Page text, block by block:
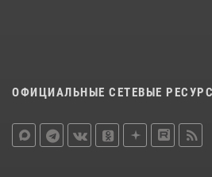
ОФИЦИАЛЬНЫЕ СЕТЕВЫЕ